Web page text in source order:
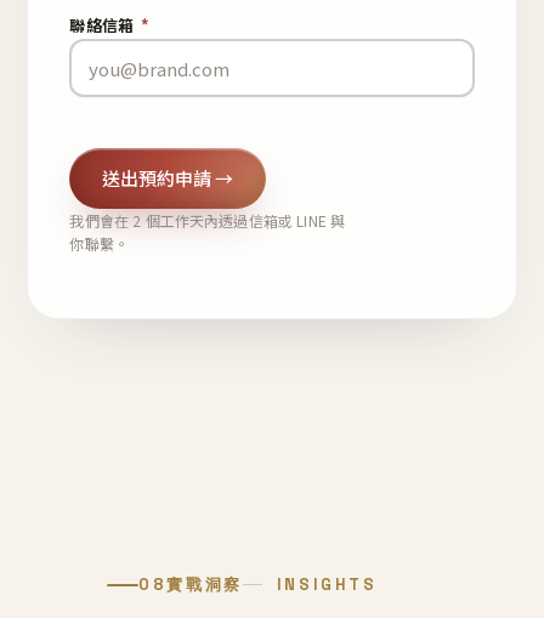
聯絡信箱 *
送出預約申請 →
我們會在 2 個工作天內透過信箱或 LINE 與
你聯繫。
08實戰洞察 INSIGHTS